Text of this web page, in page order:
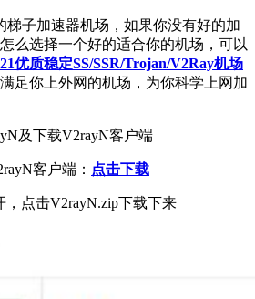
梯子加速器机场，如果你没有好的加
么选择一个好的适合你的机场，可以
优质稳定SS/SSR/Trojan/V2Ray机场
足你上外网的机场，为你科学上网加
及下载V2rayN客户端
客户端： 点击下载
，点击V2rayN.zip下载下来